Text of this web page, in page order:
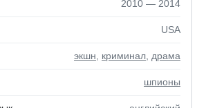
2010 — 2014
USA
экшн криминал драма
шпионы